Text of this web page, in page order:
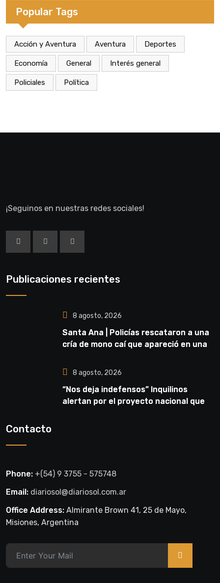
Popular Tags
Acción y Aventura Aventura Deportes
Economía General Interés general
Policiales Política
¡Seguinos en nuestras redes sociales!
Publicaciones recientes
8 agosto, 2026
Santa Ana | Policías rescataron a una
cría de mono caí que apareció en una
8 agosto, 2026
“Nos deja indefensos” Inquilinos
alertan por el proyecto nacional que
Contacto
Phone: +(54) 9 3755 - 575748
Email: diariosol@diariosol.com.ar
Office Address: Almirante Brown 41, 25 de Mayo,
Misiones, Argentina
>